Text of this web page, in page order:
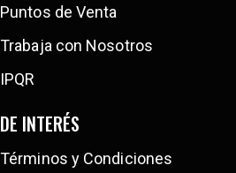
Puntos de Venta
Trabaja con Nosotros
IPQR
DE INTERÉS
Términos y Condiciones